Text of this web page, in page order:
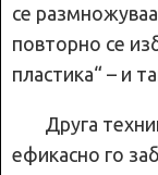
се
повторно се
пластика“ – и
Друга
ефикасно го